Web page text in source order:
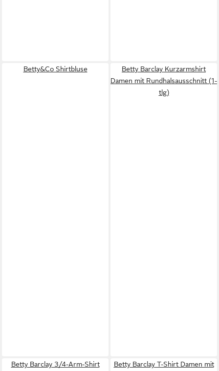
Betty&Co Shirtbluse
Betty Barclay Kurzarmshirt
Damen mit Rundhalsausschnitt (1-
tlg)
Betty Barclay 3/4-Arm-Shirt
Betty Barclay T-Shirt Damen mit